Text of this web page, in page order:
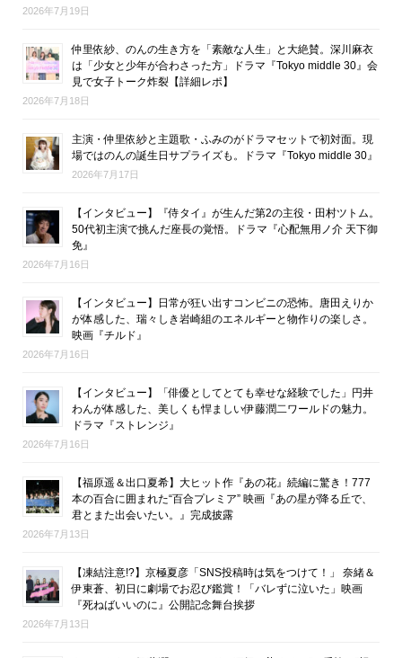
2026年7月19日
仲里依紗、のんの生き方を「素敵な人生」と大絶賛。深川麻衣
は「少女と少年が合わさった方」ドラマ『Tokyo middle 30』会
見で女子トーク炸裂【詳細レポ】
2026年7月18日
主演・仲里依紗と主題歌・ふみのがドラマセットで初対面。現
場ではのんの誕生日サプライズも。ドラマ『Tokyo middle 30』
2026年7月17日
【インタビュー】『侍タイ』が生んだ第2の主役・田村ツトム。
50代初主演で挑んだ座長の覚悟。ドラマ『心配無用ノ介 天下御
免』
2026年7月16日
【インタビュー】日常が狂い出すコンビニの恐怖。唐田えりか
が体感した、瑞々しき岩崎組のエネルギーと物作りの楽しさ。
映画『チルド』
2026年7月16日
【インタビュー】「俳優としてとても幸せな経験でした」円井
わんが体感した、美しくも悍ましい伊藤潤二ワールドの魅力。
ドラマ『ストレンジ』
2026年7月16日
【福原遥＆出口夏希】大ヒット作『あの花』続編に驚き！777
本の百合に囲まれた“百合プレミア” 映画『あの星が降る丘で、
君とまた出会いたい。』完成披露
2026年7月13日
【凍結注意!?】京極夏彦「SNS投稿時は気をつけて！」 奈緒＆
伊東蒼、初日に劇場でお忍び鑑賞！「バレずに泣いた」映画
『死ねばいいのに』公開記念舞台挨拶
2026年7月13日